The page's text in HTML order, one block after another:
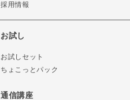
採用情報
お試し
お試しセット
ちょこっとパック
通信講座